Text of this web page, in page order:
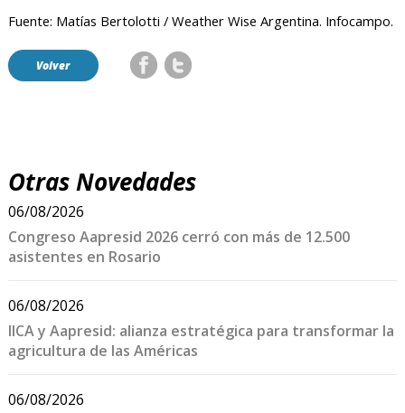
Fuente: Matías Bertolotti / Weather Wise Argentina. Infocampo.
Volver
Otras Novedades
06/08/2026
Congreso Aapresid 2026 cerró con más de 12.500
asistentes en Rosario
06/08/2026
IICA y Aapresid: alianza estratégica para transformar la
agricultura de las Américas
06/08/2026